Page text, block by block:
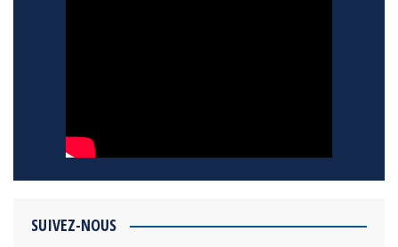
SUIVEZ-NOUS